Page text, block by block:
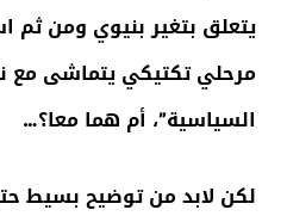
يتعلق بتغير بنيوي ومن ثم
مرحلي تكتيكي يتماشى مع
السياسية”، أم هما معا؟…
لكن لابد من توضيح بسيط